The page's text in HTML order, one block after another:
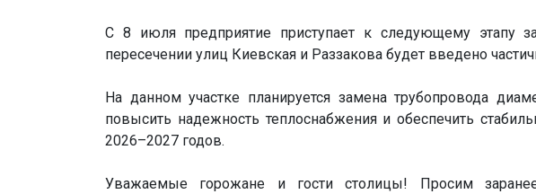
С 8 июля предприятие приступает к следующему этапу
пересечении улиц Киевская и Раззакова будет введено
На данном участке планируется замена трубопровода
повысить надежность теплоснабжения и обеспечить
2026–2027 годов.
Уважаемые горожане и гости столицы! Просим